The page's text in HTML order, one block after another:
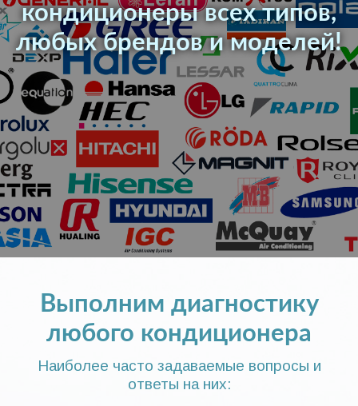
кондиционеры всех типов,
любых брендов и моделей!
Выполним диагностику
любого кондиционера
Наиболее часто задаваемые вопросы и
ответы на них: